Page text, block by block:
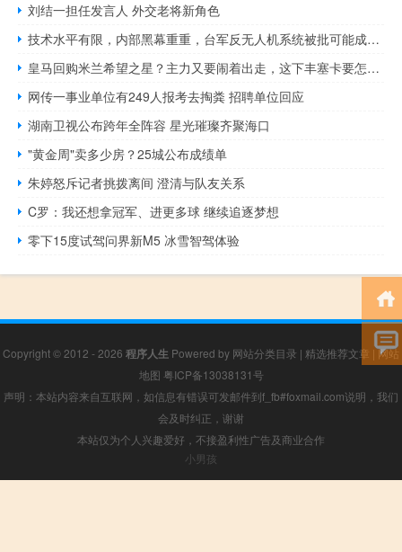
刘结一担任发言人 外交老将新角色
技术水平有限，内部黑幕重重，台军反无人机系统被批可能成“虚设” 招标屡次失败引发质疑
皇马回购米兰希望之星？主力又要闹着出走，这下丰塞卡要怎么办 左后卫人选成难题
网传一事业单位有249人报考去掏粪 招聘单位回应
湖南卫视公布跨年全阵容 星光璀璨齐聚海口
"黄金周"卖多少房？25城公布成绩单
朱婷怒斥记者挑拨离间 澄清与队友关系
C罗：我还想拿冠军、进更多球 继续追逐梦想
零下15度试驾问界新M5 冰雪智驾体验
Copyright © 2012 - 2026 程序人生 Powered by 网站分类目录 | 精选推荐文章 |网站
地图 粤ICP备13038131号
声明：本站内容来自互联网，如信息有错误可发邮件到f_fb#foxmail.com说明，我们
会及时纠正，谢谢
本站仅为个人兴趣爱好，不接盈利性广告及商业合作
小男孩